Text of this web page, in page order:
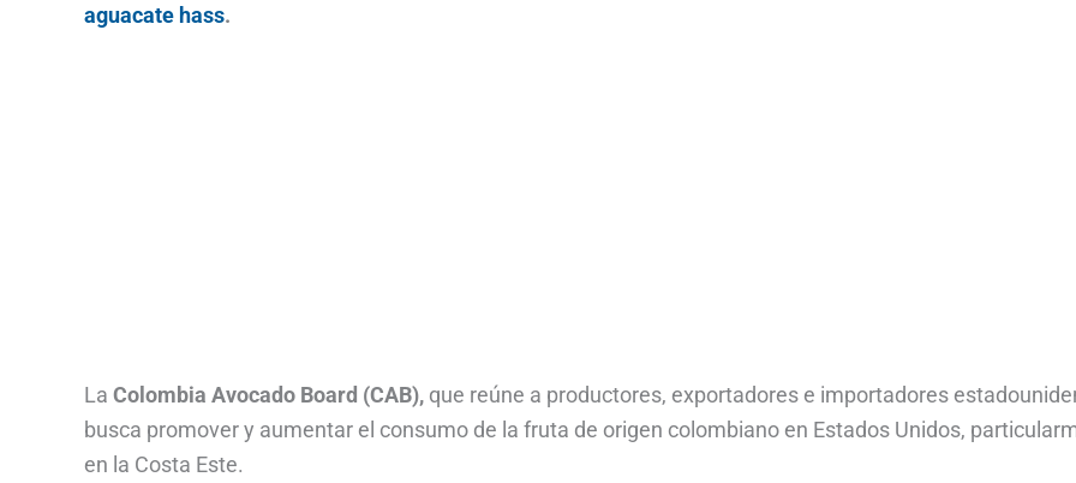
aguacate hass.
La Colombia Avocado Board (CAB), que reúne a productores, exportadores e importadores
busca promover y aumentar el consumo de la fruta de origen colombiano en Estados Unidos,
en la Costa Este.